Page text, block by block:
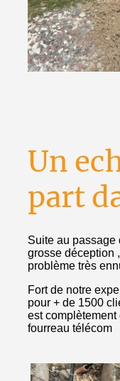
Un
part
Suite au passage
grosse déception
problème très
Fort de notre
pour + de 1500
est
fourreau télécom